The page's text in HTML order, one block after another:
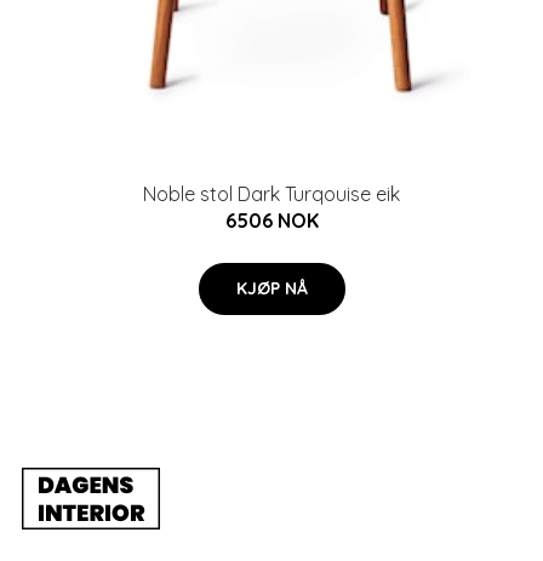
Noble stol Dark Turqouise eik
6506 NOK
KJØP NÅ